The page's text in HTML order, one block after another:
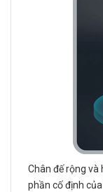
Chân đế rộng
phần cố định